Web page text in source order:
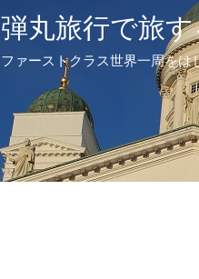
弾丸旅行で旅
ファーストクラス世界一周をは